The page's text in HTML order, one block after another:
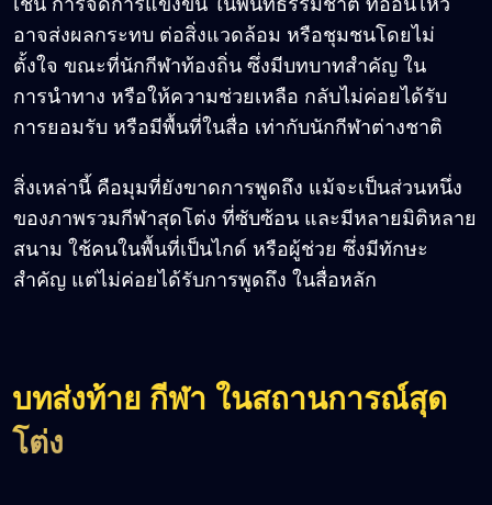
เช่น การจัดการแข่งขัน ในพื้นที่ธรรมชาติ ที่อ่อนไหว
อาจส่งผลกระทบ ต่อสิ่งแวดล้อม หรือชุมชนโดยไม่
ตั้งใจ ขณะที่นักกีฬาท้องถิ่น ซึ่งมีบทบาทสำคัญ ใน
การนำทาง หรือให้ความช่วยเหลือ กลับไม่ค่อยได้รับ
การยอมรับ หรือมีพื้นที่ในสื่อ เท่ากับนักกีฬาต่างชาติ
สิ่งเหล่านี้ คือมุมที่ยังขาดการพูดถึง แม้จะเป็นส่วนหนึ่ง
ของภาพรวมกีฬาสุดโต่ง ที่ซับซ้อน และมีหลายมิติหลาย
สนาม ใช้คนในพื้นที่เป็นไกด์ หรือผู้ช่วย ซึ่งมีทักษะ
สำคัญ แต่ไม่ค่อยได้รับการพูดถึง ในสื่อหลัก
บทส่งท้าย กีฬา ในสถานการณ์สุด
โต่ง